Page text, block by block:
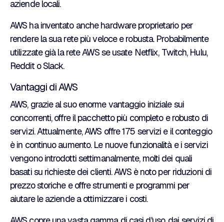
aziende locali.
AWS ha inventato anche hardware proprietario per
rendere la sua rete più veloce e robusta. Probabilmente
utilizzate già la rete AWS se usate Netflix, Twitch, Hulu,
Reddit o Slack.
Vantaggi di AWS
AWS, grazie al suo enorme vantaggio iniziale sui
concorrenti, offre il pacchetto più completo e robusto di
servizi. Attualmente, AWS offre 175 servizi e il conteggio
è in continuo aumento. Le nuove funzionalità e i servizi
vengono introdotti settimanalmente, molti dei quali
basati su richieste dei clienti. AWS è noto per riduzioni di
prezzo storiche e offre strumenti e programmi per
aiutare le aziende a ottimizzare i costi.